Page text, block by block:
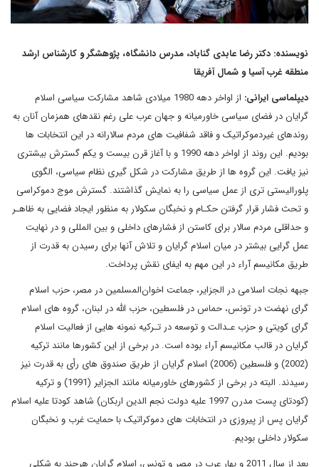
نویسنده: دکتر رضا عابدی گناباد، مدرس دانشگاه، پژوهشگر و کارشناس ارشد
منطقه غرب آسیا و شمال آفریقا
دیپلماسی ایرانی:
از اواخر دهه 1980 میلادی شاهد مشارکت سیاسی اسلام
گرایان در فضای سیاسی خاورمیانه و جهان عرب علی رغم نقدهای همزمان آنان به
روندهای غیردموکراتیک و فاقد شفافیت های مردم سالارانه در این انتخابات ها
بودیم. این روند از اواخر دهه 1990 و با آغاز قرن بیست و یکم گسترش بیشتری
نیز یافت. این گروه ها از طریق مشارکت در شکل گیری نظام سیاسی، الگوی
پلورالیستی تری از عمل سیاسی را به نمایش گذاشتند. گسترش موج دموکراسی
و تحث فشار قرار گرفتن حکـام و نخبگان سکولار به منظور ایجاد فضایی به ظاهـر
و حداقلی مردم سالار برای کاستن از فشارهای داخلی و بین المللی و در نهایت
عمل گرایی بیشتر در میان اسلام گرایان و تلاش آنها برای رسیدن به قدرت از
طریق مکانیسم آراء در این مهم به ایفای نقش پرداخت.
جبهه نجات اسلامی در الجزایر، جماعت اخوان‌المسلمین در مصر، حزب اسلام
گرای نهضت در تونس، حماس در فلسطین، حزب الله در لبنان، گروه های اسلام
گرای کویتی و حزب عـدالت و توسعه در تـرکیه نمونه هایی از فعالیت اسلام
گرایان در قالب مکانیسم آراء بوده است. در برخی از این کشورها مانند ترکیه
(2002) و فلسطین (2006) اسلام گرایان از طریق صندوق های رأی به قدرت نیز
رسیدند. البته در برخی از کشورهای خاورمیانه مانند الجزایر (1991) و ترکیه
(کودتای پست مدرن 1997 علیه دولت نجم الدین اربکان) شاهد کودتا علیه اسلام
گرایان پس از پیروزی در انتخابات های دموکراتیک با حمایت غرب و نخبگان
سکولار داخلی بودیم.
بعد از سال 2011 و بهار عرب در مصر و تونس، اسلام گرایان هرچند به شکلی